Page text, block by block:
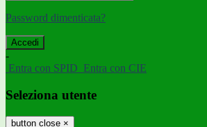
Password dimenticata?
-
Entra con SPID Entra con CIE
Seleziona utente
button close ×